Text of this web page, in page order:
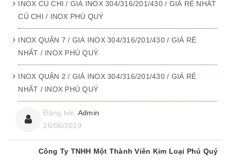
INOX CỦ CHI / GIÁ INOX 304/316/201/430 / GIÁ RẺ NHẤT
CỦ CHI / INOX PHÚ QUÝ
INOX QUẬN 7 / GIÁ INOX 304/316/201/430 / GIÁ RẺ
NHẤT / INOX PHÚ QUÝ
INOX QUẬN 2 / GIÁ INOX 304/316/201/430 / GIÁ RẺ
NHẤT / INOX PHÚ QUÝ
Đăng bởi: Admin
26/06/2019
Công Ty TNHH Một Thành Viên Kim Loại Phú Quý